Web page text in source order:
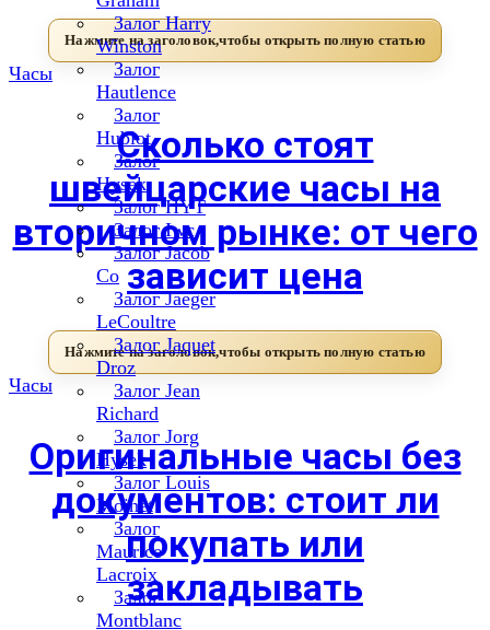
Залог Harry
Winston
Залог
Hautlence
Залог
Hublot
Залог
Hysek
Залог HYT
Залог Iwc
Залог Jacob
Co
Залог Jaeger
LeCoultre
Залог Jaquet
Droz
Залог Jean
Richard
Залог Jorg
Hysek
Залог Louis
Moinet
Залог
Maurice
Lacroix
Залог
Montblanc
Часы
Сколько стоят
швейцарские часы на
вторичном рынке: от чего
зависит цена
Часы
Оригинальные часы без
документов: стоит ли
покупать или
закладывать